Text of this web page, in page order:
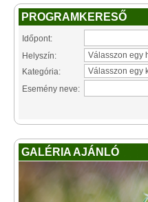
PROGRAMKERESŐ
Időpont:
Helyszín:
Kategória:
Esemény neve:
GALÉRIA AJÁNLÓ